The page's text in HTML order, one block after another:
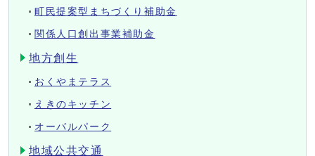
町民提案型まちづくり補助金
関係人口創出事業補助金
地方創生
おくやまテラス
えきのキッチン
オーバルパーク
地域公共交通